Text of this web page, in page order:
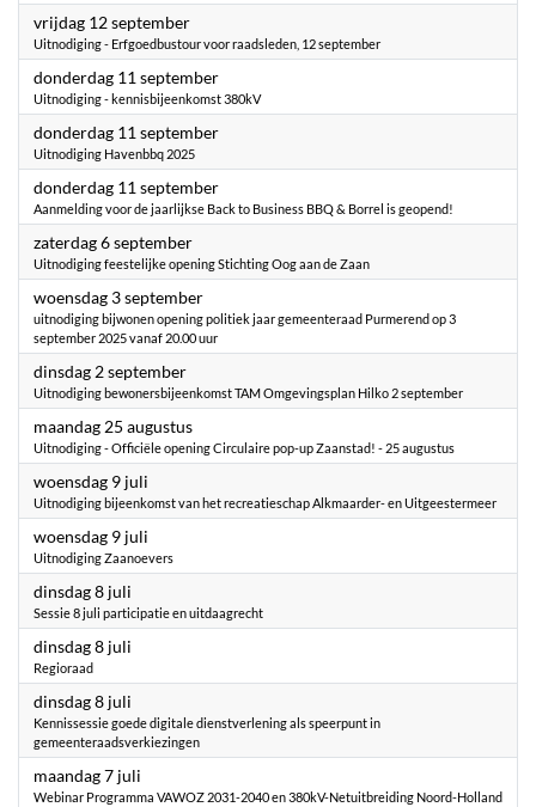
vrijdag 12 september2025
Uitnodiging - Erfgoedbustour voor raadsleden, 12 september
donderdag 11 september2025
Uitnodiging - kennisbijeenkomst 380kV
donderdag 11 september2025
Uitnodiging Havenbbq 2025
donderdag 11 september2025
Aanmelding voor de jaarlijkse Back to Business BBQ & Borrel is geopend!
zaterdag 6 september2025
Uitnodiging feestelijke opening Stichting Oog aan de Zaan
woensdag 3 september2025
uitnodiging bijwonen opening politiek jaar gemeenteraad Purmerend op 3
september 2025 vanaf 20.00 uur
dinsdag 2 september2025
Uitnodiging bewonersbijeenkomst TAM Omgevingsplan Hilko 2 september
maandag 25 augustus2025
Uitnodiging - Officiële opening Circulaire pop-up Zaanstad! - 25 augustus
woensdag 9 juli
Uitnodiging bijeenkomst van het recreatieschap Alkmaarder- en Uitgeestermeer
woensdag 9 juli
Uitnodiging Zaanoevers
dinsdag 8 juli
Sessie 8 juli participatie en uitdaagrecht
dinsdag 8 juli
Regioraad
dinsdag 8 juli
Kennissessie goede digitale dienstverlening als speerpunt in
gemeenteraadsverkiezingen
maandag 7 juli
Webinar Programma VAWOZ 2031-2040 en 380kV-Netuitbreiding Noord-Holland